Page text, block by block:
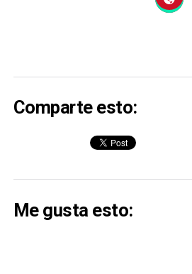
Comparte esto:
Me gusta esto: